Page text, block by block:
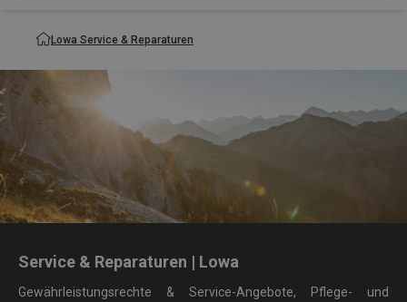
Lowa Service & Reparaturen
Service & Reparaturen | Lowa
Gewährleistungsrechte & Service-Angebote, Pflege- und